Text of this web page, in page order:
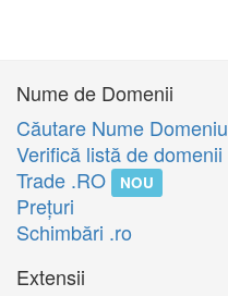
Nume de Domenii
Căutare Nume Domeniu
Verifică listă de domenii
Trade .RO
NOU
Preţuri
Schimbări .ro
Extensii